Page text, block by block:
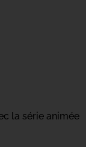
la série animée